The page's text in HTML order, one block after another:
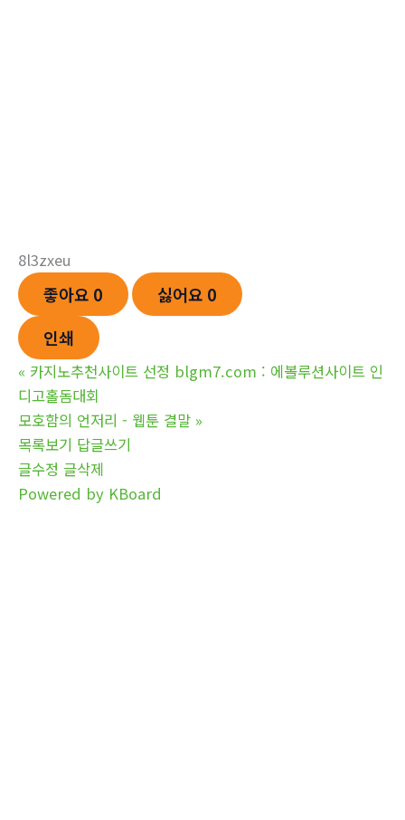
8l3zxeu
좋아요 0 싫어요 0
인쇄
« 카­지노추천사이트 선정 blgm7.com : 에볼루션사이트 인
디고홀돔대회
모호함의 언저리 - 웹툰 결말 »
목록보기 답글쓰기
글수정 글삭제
Powered by KBoard